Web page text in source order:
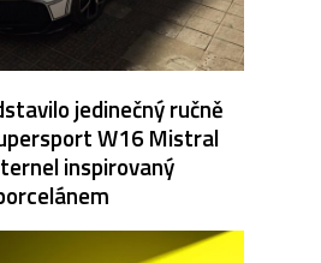
jedinečný ručně
W16 Mistral
inspirovaný